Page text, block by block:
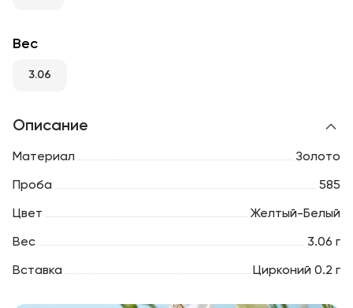
Вес
3.06
Описание
Материал Золото
Проба 585
Цвет Желтый-Белый
Вес 3.06 г
Вставка Цирконий 0.2 г